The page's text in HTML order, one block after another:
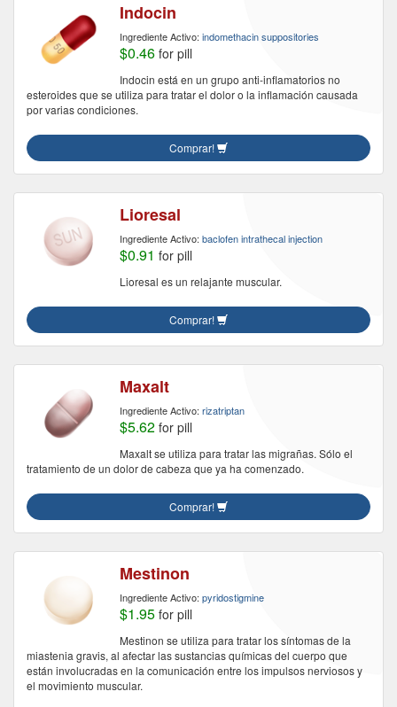
Indocin
Ingrediente Activo: indomethacin suppositories
$0.46 for pill
Indocin está en un grupo anti-inflamatorios no
esteroides que se utiliza para tratar el dolor o la inflamación causada
por varias condiciones.
Comprar!
Lioresal
Ingrediente Activo: baclofen intrathecal injection
$0.91 for pill
Lioresal es un relajante muscular.
Comprar!
Maxalt
Ingrediente Activo: rizatriptan
$5.62 for pill
Maxalt se utiliza para tratar las migrañas. Sólo el
tratamiento de un dolor de cabeza que ya ha comenzado.
Comprar!
Mestinon
Ingrediente Activo: pyridostigmine
$1.95 for pill
Mestinon se utiliza para tratar los síntomas de la
miastenia gravis, al afectar las sustancias químicas del cuerpo que
están involucradas en la comunicación entre los impulsos nerviosos y
el movimiento muscular.